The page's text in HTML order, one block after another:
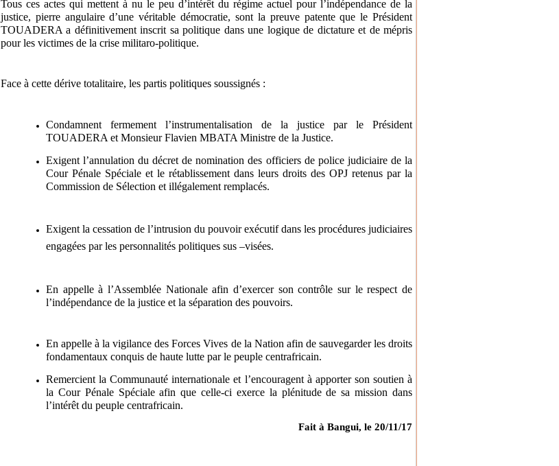
Tous ces actes qui mettent à nu le peu d’intérêt du régime actuel pour l’indépendance de la
justice, pierre angulaire d’une véritable démocratie, sont la preuve patente que le Président
TOUADERA a définitivement inscrit sa politique dans une logique de dictature et de mépris
pour les victimes de la crise militaro-politique.
Face à cette dérive totalitaire, les partis politiques soussignés :
Condamnent fermement l’instrumentalisation de la justice par le Président
TOUADERA et Monsieur Flavien MBATA Ministre de la Justice.
Exigent l’annulation du décret de nomination des officiers de police judiciaire de la
Cour Pénale Spéciale et le rétablissement dans leurs droits des OPJ retenus par la
Commission de Sélection et illégalement remplacés.
Exigent la cessation de l’intrusion du pouvoir exécutif dans les procédures judiciaires
engagées par les personnalités politiques sus –visées.
En appelle à l’Assemblée Nationale afin d’exercer son contrôle sur le respect de
l’indépendance de la justice et la séparation des pouvoirs.
En appelle à la vigilance des Forces Vives de la Nation afin de sauvegarder les droits
fondamentaux conquis de haute lutte par le peuple centrafricain.
Remercient la Communauté internationale et l’encouragent à apporter son soutien à
la Cour Pénale Spéciale afin que celle-ci exerce la plénitude de sa mission dans
l’intérêt du peuple centrafricain.
Fait à Bangui, le 20/11/17